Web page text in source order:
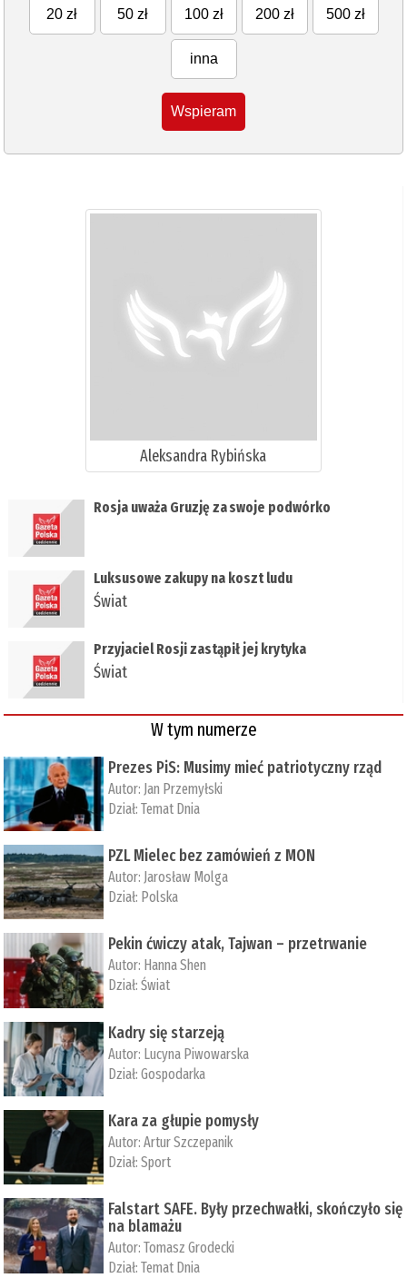
20 zł 50 zł 100 zł 200 zł 500 zł
inna
Wspieram
Aleksandra Rybińska
Rosja uważa Gruzję za swoje podwórko
Luksusowe zakupy na koszt ludu
Świat
Przyjaciel Rosji zastąpił jej krytyka
Świat
W tym numerze
Prezes PiS: Musimy mieć patriotyczny rząd
Autor: Jan Przemyłski
Dział:Temat Dnia
PZL Mielec bez zamówień z MON
Autor: Jarosław Molga
Dział: Polska
Pekin ćwiczy atak, Tajwan – przetrwanie
Autor: ­Hanna Shen
Dział:Świat
Kadry się starzeją
Autor: Lucyna Piwowarska
Dział:Gospodarka
Kara za głupie pomysły
Autor:Artur Szczepanik
Dział:Sport
Falstart SAFE. Były przechwałki, skończyło się
na blamażu
Autor:Tomasz Grodecki
Dział:Temat Dnia